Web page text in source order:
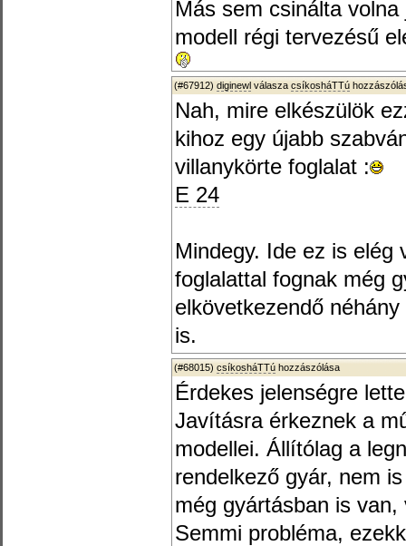
Más sem csinálta
modell régi tervezésű
(#67912) diginewl válasza csíkosháTTú
Nah, mire elkészülök
kihoz egy újabb
villanykörte foglalat :
E 24
Mindegy. Ide ez is elég
foglalattal fognak még
elkövetkezendő
is.
(#68015) csíkosháTTú hozzászólása
Érdekes jelenségre
Javításra érkeznek a
modellei. Állítólag a
rendelkező gyár, nem
még gyártásban is
Semmi probléma,